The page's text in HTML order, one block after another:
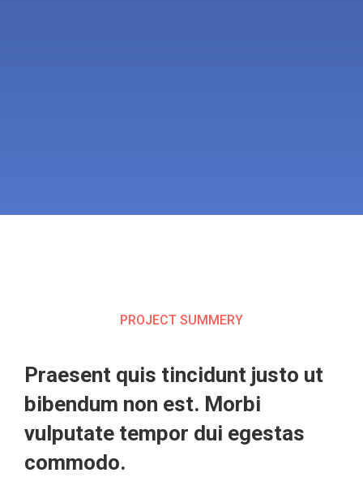
PROJECT SUMMERY
Praesent quis tincidunt justo ut
bibendum non est. Morbi
vulputate tempor dui egestas
commodo.